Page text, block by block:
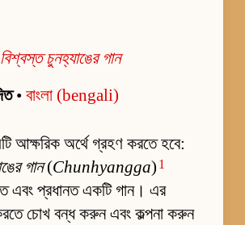
বিশ্বস্ত চুনহ্যাঙের গান
• বাংলা (bengali)
আক্ষরিক অর্থে গ্রহণ করতে হবে:
গান(Chunhyangga) 1
এবং প্রধানত একটি গান। এর
চোখ বন্ধ করুন এবং কল্পনা করুন